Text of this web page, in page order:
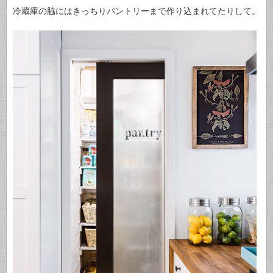
冷蔵庫の脇にはきっちりパントリーまで作り込まれてたりして。